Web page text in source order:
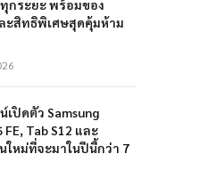
กระยะ พร้อมของ
สิทธิพิเศษสุดคุ้มห้าม
เปิดตัว Samsung
FE, Tab S12 และ
นใหม่ที่จะมาในปีนี้กว่า 7